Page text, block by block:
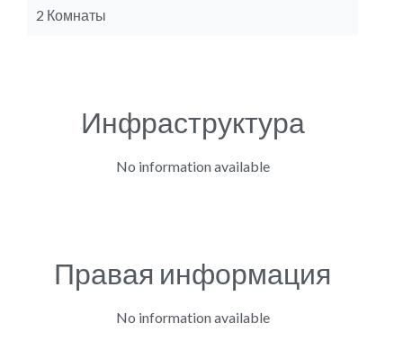
2 Комнаты
Инфраструктура
No information available
Правая информация
No information available